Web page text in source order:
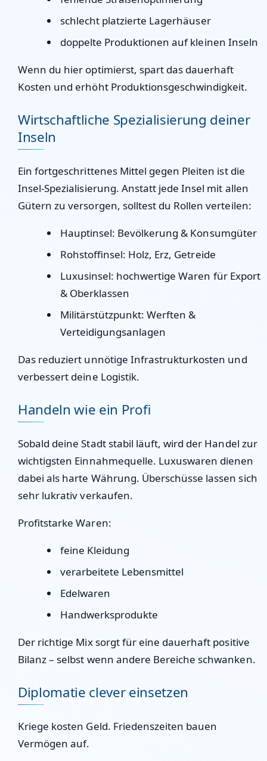
schlecht platzierte Lagerhäuser
doppelte Produktionen auf kleinen Inseln
Wenn du hier optimierst, spart das dauerhaft
Kosten und erhöht Produktionsgeschwindigkeit.
Wirtschaftliche Spezialisierung deiner
Inseln
Ein fortgeschrittenes Mittel gegen Pleiten ist die
Insel-Spezialisierung. Anstatt jede Insel mit allen
Gütern zu versorgen, solltest du Rollen verteilen:
Hauptinsel: Bevölkerung & Konsumgüter
Rohstoffinsel: Holz, Erz, Getreide
Luxusinsel: hochwertige Waren für Export
& Oberklassen
Militärstützpunkt: Werften &
Verteidigungsanlagen
Das reduziert unnötige Infrastrukturkosten und
verbessert deine Logistik.
Handeln wie ein Profi
Sobald deine Stadt stabil läuft, wird der Handel zur
wichtigsten Einnahmequelle. Luxuswaren dienen
dabei als harte Währung. Überschüsse lassen sich
sehr lukrativ verkaufen.
Profitstarke Waren:
feine Kleidung
verarbeitete Lebensmittel
Edelwaren
Handwerksprodukte
Der richtige Mix sorgt für eine dauerhaft positive
Bilanz – selbst wenn andere Bereiche schwanken.
Diplomatie clever einsetzen
Kriege kosten Geld. Friedenszeiten bauen
Vermögen auf.